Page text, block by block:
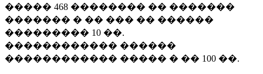
����� 468 �������� �� �������
������� � �� ��� �� ������
��������� 10 ��.
������������ ������
������������ ����� � �� 100 ��.